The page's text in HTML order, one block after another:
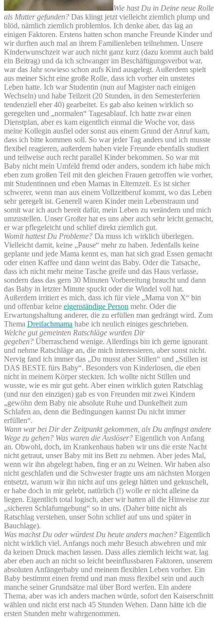
Wie hast Du in Deine neue Rolle
als Mutter gefunden? Das klingt jetzt vielleicht ziemlich plump und
blöd, nämlich ziemlich problemlos. Ich denke aber, das lag an
einigen Faktoren. Erstens hatten schon manche Freunde Kinder und
wir durften auch mal an ihrem Familienleben teilnehmen. Unsere
Kinderwunschzeit war auch nicht ganz kurz (dazu kommt auch bald
ein Beitrag) und da ich schwanger im Beschäftigungsverbot war,
war das Jahr sowieso schon aufs Kind ausgelegt. Außerdem spielt
aus meiner Sicht eine große Rolle, dass ich vorher ein unstetes
Leben hatte. Ich war Studentin (nun auf Magister nach einigen
Wechseln) und habe Teilzeit (20 Stunden, in den Semesterferien
tendenziell eher 40) gearbeitet. Es gab also keinen wirklich so
geregelten und „normalen“ Tagesablauf. Ich hatte zwar einen
Dienstplan, aber es kam eigentlich einmal die Woche vor, dass
meine Kollegin ausfiel oder sonst aus einem Grund der Anruf kam,
dass ich bitte kommen soll. So war jeder Tag anders und ich musste
flexibel reagieren, außerdem haben viele Freunde ebenfalls studiert
und teilweise auch recht parallel Kinder bekommen. So war mit
Baby nicht mein Umfeld fremd oder anders, sondern ich habe mich
eben zum großen Teil mit den gleichen Frauen getroffen wie vorher,
mit Studentinnen und eben Mamas in Elternzeit. Es ist sicher
schwerer, wenn man aus einem Vollzeitberuf kommt, wo das Leben
sehr geregelt ist. Generell waren Kinder mein Lebenstraum und
somit war ich auch bereit dafür, mein Leben zu verändern und mich
umzustellen. Unser Großer hat es uns aber auch sehr leicht gemacht,
er war pflegeleicht und schlief direkt ziemlich gut.
Womit hattest Du Probleme? Da muss ich wirklich überlegen.
Vielleicht damit, keine „Pause“ mehr zu haben. Jedenfalls keine
geplante und jede Mama kennt es, man hat sich grad Essen gemacht
oder einen Kaffee und dann weint das Baby. Oder die Tatsache,
dass ich nicht mehr meine Tasche greife und das Haus verlasse,
sondern dass das gern 30 Minuten Vorbereitung braucht und dann
das Baby in letzter Minute spuckt oder die Windel voll hat.
Außerdem irritiert es mich, dass ich für viele „Mama von X“ bin
und offenbar keine eigenständige Person mehr. Oder die
Erwartungshaltung anderer, die zu erfüllen man gedrängt wird. Zum
Thema Dreifachmama habe ich neulich einiges geschrieben.
Welche gut gemeinten Ratschläge wurden Dir
gegeben? Überraschend wenige. Allerdings bin ich gerne ignorant
und nehme Ratschläge an, die mich interessieren, aber sonst nicht.
Nervig fand ich immer das „Du musst aber Stillen“ und „Stillen ist
DAS BESTE fürs Baby“. Besonders von Kinderlosen, die eben
nicht in meinem Körper steckten. Ich wollte nicht Stillen und
wusste, wie es mir gut geht. Aber einen wirklich guten Ratschlag
(und nur den einzigen) gab es von Freunden mit zwei Kindern
„gewöhn dem Baby nie absolute Ruhe und Dunkelheit zum
Schlafen an, denn die Bedingungen kannst Du nicht immer
erfüllen“.
Wann war bei Dir der Zeitpunkt gekommen, als Du anfingst andere
Wege zu gehen? Was waren die Auslöser? Eigentlich von Anfang
an. Obwohl, doch, im Krankenhaus haben wir uns die erste Nacht
nicht getraut, unser Baby mit ins Bett zu nehmen. Aber jedes Mal,
wenn wir ihn abgelegt haben, fing er an zu Weinen. Wir haben also
nicht geschlafen und die Schwester fragte uns am nächsten Morgen
entsetzt, warum wir ihn nicht auf uns gelegt hätten und gekuschelt,
er habe doch in mir gelebt, natürlich (!) wolle er nicht alleine da
liegen. Eigentlich total logisch, aber wir hatten all die Hinweise zur
„sicheren Schlafumgebung“ so in uns. (Daher bitte nicht als
Ratschlag verstehen, unser Sohn schlief auf uns und später in
Bauchlage).
Was machst Du oder würdest Du heute anders machen? Eigentlich
nicht wirklich viel. Anfangs noch mehr Besuch abwehren und mir
da keinen Druck machen lassen. Dass alles ziemlich leicht war, lag
aber eben auch an nicht so leicht beeinflussbaren Faktoren, unserem
absoluten Anfängerbaby und meinem flexiblen Leben vorher. Ein
Baby bestimmt einen fremd und man muss flexibel sein und auch
manche seiner Grundsätze mal über Bord werfen. Ein andere
Thema, aber was ich anders machen würde, sofort den Kaiserschnitt
wählen und nicht erst nach 45 Stunden Wehen. Dann hätte ich die
ersten Stunden mehr wahrgenommen.